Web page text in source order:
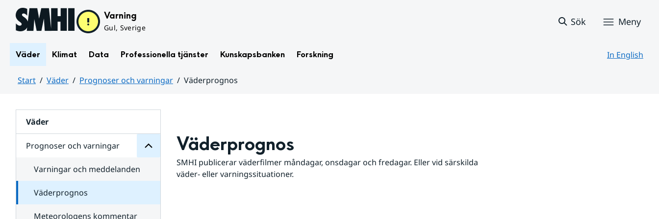
Hoppa till sidans innehåll Varning
Gul, Sverige
Sök Meny
Väder Klimat Data Professionella tjänster Kunskapsbanken Forskning In English
Start Väder Prognoser och varningar
Väderprognos
Väder
Prognoser och varningar
för
varningar
Varningar och meddelanden
Väderprognos
Meteorologens kommentar
Väderprognos
SMHI publicerar väderfilmer måndagar, onsdagar och fredagar. Eller vid särskilda
väder- eller varningssituationer.